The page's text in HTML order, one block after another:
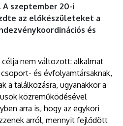
A szeptember 20-i
az előkészületeket a
és
nem változott: alkalmat
és évfolyamtársaknak,
a találkozásra, ugyanakkor a
közreműködésével
arra is, hogy az egykori
arról, mennyit fejlődött